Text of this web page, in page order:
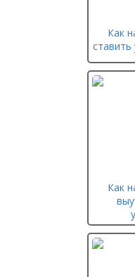
Как
ставить
Как